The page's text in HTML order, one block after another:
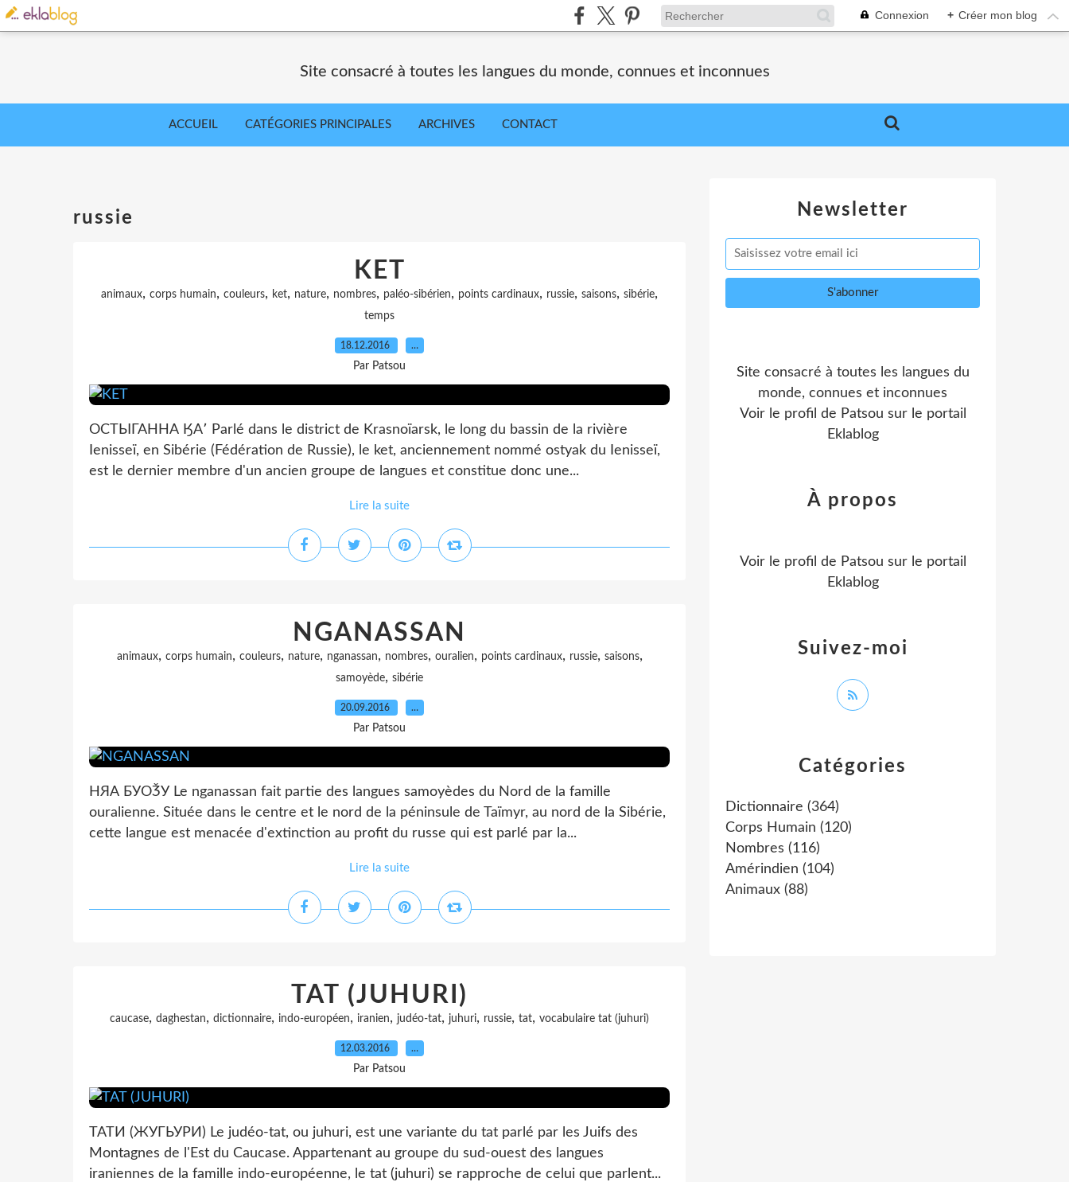
Connexion + Créer mon blog
Site consacré à toutes les langues du monde, connues et inconnues
ACCUEIL CATÉGORIES PRINCIPALES ARCHIVES CONTACT
russie
KET
animaux, corps humain, couleurs, ket, nature, nombres, paléo-sibérien, points cardinaux, russie, saisons, sibérie,
temps
18.12.2016 …
Par Patsou
ОСТЫГАННА ӃА՚ Parlé dans le district de Krasnoïarsk, le long du bassin de la rivière
Ienisseï, en Sibérie (Fédération de Russie), le ket, anciennement nommé ostyak du Ienisseï,
est le dernier membre d'un ancien groupe de langues et constitue donc une...
Lire la suite
NGANASSAN
animaux, corps humain, couleurs, nature, nganassan, nombres, ouralien, points cardinaux, russie, saisons,
samoyède, sibérie
20.09.2016 …
Par Patsou
НЯА БУОǮУ Le nganassan fait partie des langues samoyèdes du Nord de la famille
ouralienne. Située dans le centre et le nord de la péninsule de Taïmyr, au nord de la Sibérie,
cette langue est menacée d'extinction au profit du russe qui est parlé par la...
Lire la suite
TAT (JUHURI)
caucase, daghestan, dictionnaire, indo-européen, iranien, judéo-tat, juhuri, russie, tat, vocabulaire tat (juhuri)
12.03.2016 …
Par Patsou
ТАТИ (ЖУГЬУРИ) Le judéo-tat, ou juhuri, est une variante du tat parlé par les Juifs des
Montagnes de l'Est du Caucase. Appartenant au groupe du sud-ouest des langues
iraniennes de la famille indo-européenne, le tat (juhuri) se rapproche de celui que parlent...
Newsletter
Catégories
Dictionnaire (364)
Corps Humain (120)
Nombres (116)
Amérindien (104)
Animaux (88)
Site consacré à toutes les langues du
monde, connues et inconnues
Voir le profil de Patsou sur le portail
Eklablog
Suivez-moi
À propos
Voir le profil de Patsou sur le portail
Eklablog